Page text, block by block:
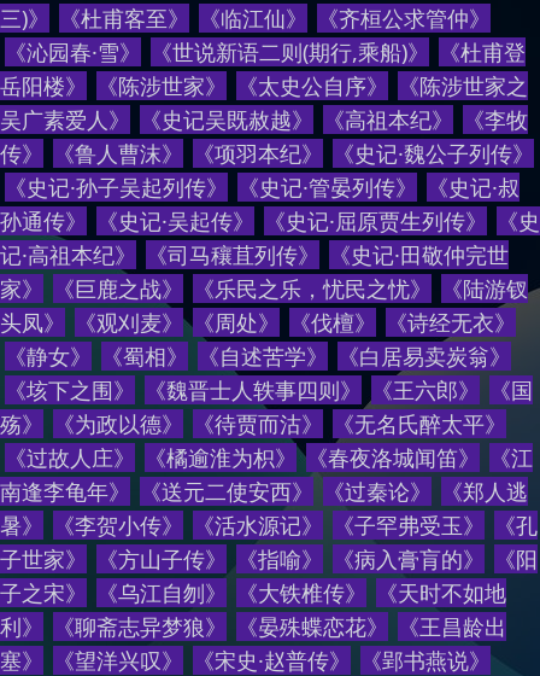
三)》 《杜甫客至》 《临江仙》 《齐桓公求管仲》
《沁园春·雪》 《世说新语二则(期行,乘船)》 《杜甫登
岳阳楼》 《陈涉世家》 《太史公自序》 《陈涉世家之
吴广素爱人》 《史记吴既赦越》 《高祖本纪》 《李牧
传》 《鲁人曹沫》 《项羽本纪》 《史记·魏公子列传》
《史记·孙子吴起列传》 《史记·管晏列传》 《史记·叔
孙通传》 《史记·吴起传》 《史记·屈原贾生列传》 《史
记·高祖本纪》 《司马穰苴列传》 《史记·田敬仲完世
家》 《巨鹿之战》 《乐民之乐，忧民之忧》 《陆游钗
头凤》 《观刈麦》 《周处》 《伐檀》 《诗经无衣》
《静女》 《蜀相》 《自述苦学》 《白居易卖炭翁》
《垓下之围》 《魏晋士人轶事四则》 《王六郎》 《国
殇》 《为政以德》 《待贾而沽》 《无名氏醉太平》
《过故人庄》 《橘逾淮为枳》 《春夜洛城闻笛》 《江
南逢李龟年》 《送元二使安西》 《过秦论》 《郑人逃
暑》 《李贺小传》 《活水源记》 《子罕弗受玉》 《孔
子世家》 《方山子传》 《指喻》 《病入膏肓的》 《阳
子之宋》 《乌江自刎》 《大铁椎传》 《天时不如地
利》 《聊斋志异梦狼》 《晏殊蝶恋花》 《王昌龄出
塞》 《望洋兴叹》 《宋史·赵普传》 《郢书燕说》